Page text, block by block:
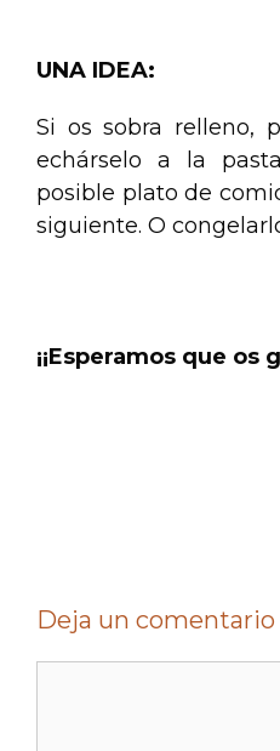
UNA IDEA:
Si os sobra relleno,
echárselo a la
posible plato de
siguiente. O
¡¡Esperamos que os
Deja un comentario